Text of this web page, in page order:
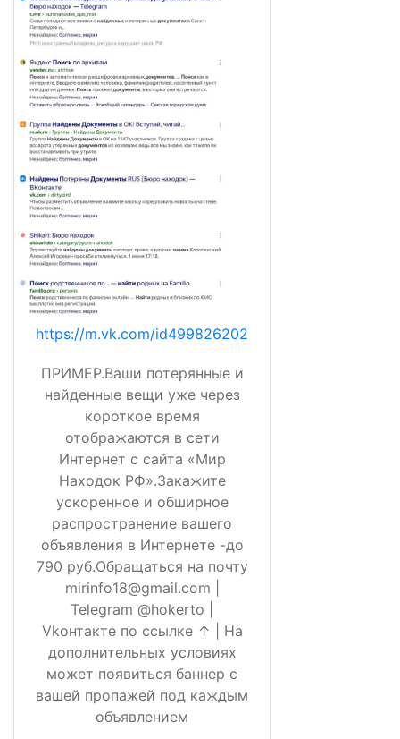
https://m.vk.com/id499826202
ПРИМЕР.Ваши потерянные и
найденные вещи уже через
короткое время
отображаются в сети
Интернет с сайта «Мир
Находок РФ».Закажите
ускоренное и обширное
распространение вашего
объявления в Интернете -до
790 руб.Обращаться на почту
mirinfo18@gmail.com |
Telegram @hokerto |
Vkонтакте по ссылке ↑ | На
дополнительных условиях
может появиться баннер с
вашей пропажей под каждым
объявлением